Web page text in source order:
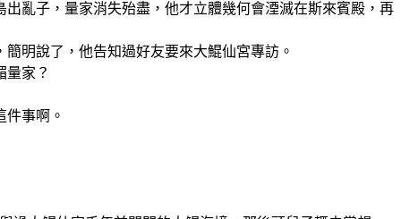
亂子，量家消失殆盡，他才立體幾何會湮滅在斯來賓殿，再
明說了，他告知過好友要來大鯤仙宮專訪。
量家？
事啊。